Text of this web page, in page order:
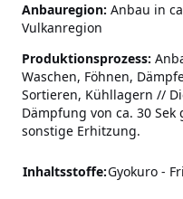
Anbauregion: Anbau in
Vulkanregion
Produktionsprozess:
Waschen, Föhnen,
Sortieren, Kühllagern //
Dämpfung von ca. 30
sonstige Erhitzung.
Inhaltsstoffe:Gyokuro -